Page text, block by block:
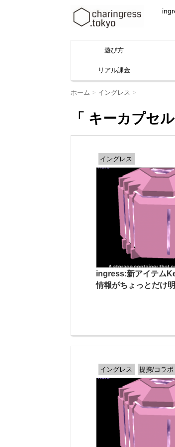
遊び方
リアル課金
ホーム > イングレス >
「 キーカプセ
イングレス
ingress:新アイテム
情報がちょっとだけ明
イングレス 提携/コラボ